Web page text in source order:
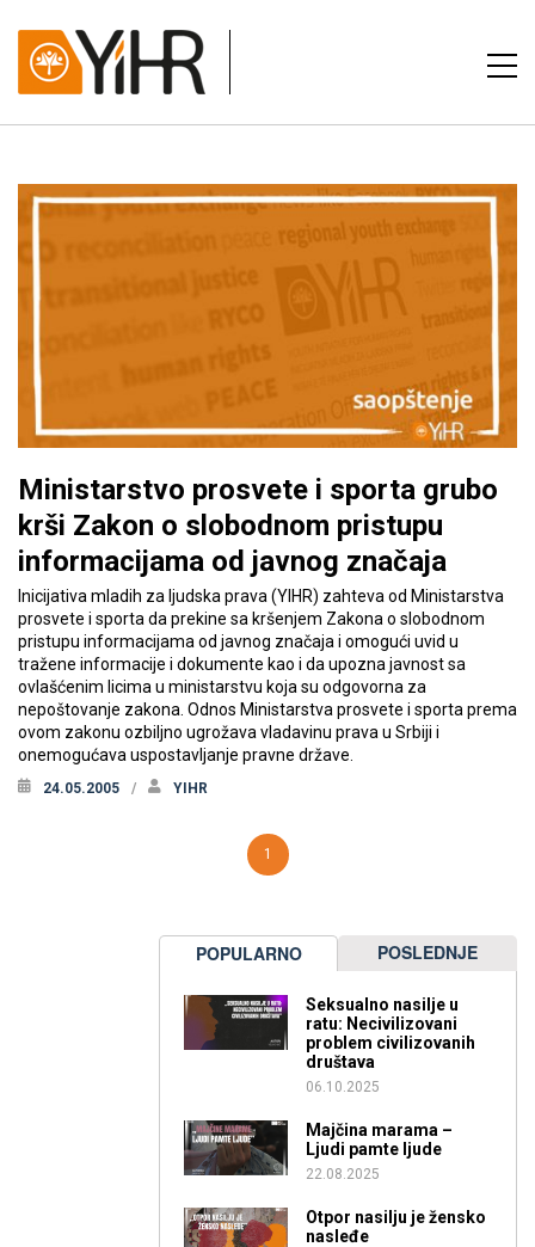
Ministarstvo prosvete i sporta grubo
krši Zakon o slobodnom pristupu
informacijama od javnog značaja
Inicijativa mladih za ljudska prava (YIHR) zahteva od Ministarstva
prosvete i sporta da prekine sa kršenjem Zakona o slobodnom
pristupu informacijama od javnog značaja i omogući uvid u
tražene informacije i dokumente kao i da upozna javnost sa
ovlašćenim licima u ministarstvu koja su odgovorna za
nepoštovanje zakona. Odnos Ministarstva prosvete i sporta prema
ovom zakonu ozbiljno ugrožava vladavinu prava u Srbiji i
onemogućava uspostavljanje pravne države.
24.05.2005 YIHR
1
POPULARNO POSLEDNJE
Seksualno nasilje u
ratu: Necivilizovani
problem civilizovanih
društava
06.10.2025
Majčina marama –
Ljudi pamte ljude
22.08.2025
Otpor nasilju je žensko
nasleđe